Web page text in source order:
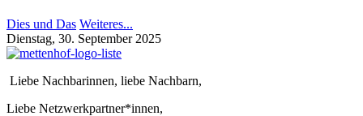
Dies und Das Weiteres...
Dienstag, 30. September 2025
Liebe Nachbarinnen, liebe Nachbarn,
Liebe Netzwerkpartner*innen,